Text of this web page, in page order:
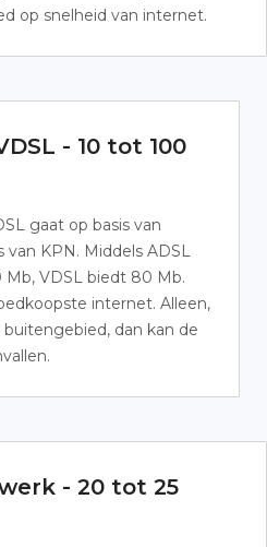
op snelheid van internet.
- 10 tot 100
gaat op basis van
van KPN. Middels ADSL
Mb, VDSL biedt 80 Mb.
internet. Alleen,
dan kan de
- 20 tot 25